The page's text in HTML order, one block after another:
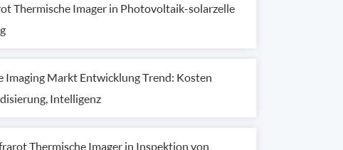
Thermische Imager in Photovoltaik-solarzelle
Imaging Markt Entwicklung Trend: Kosten
Intelligenz
Thermische Imager in Inspektion von